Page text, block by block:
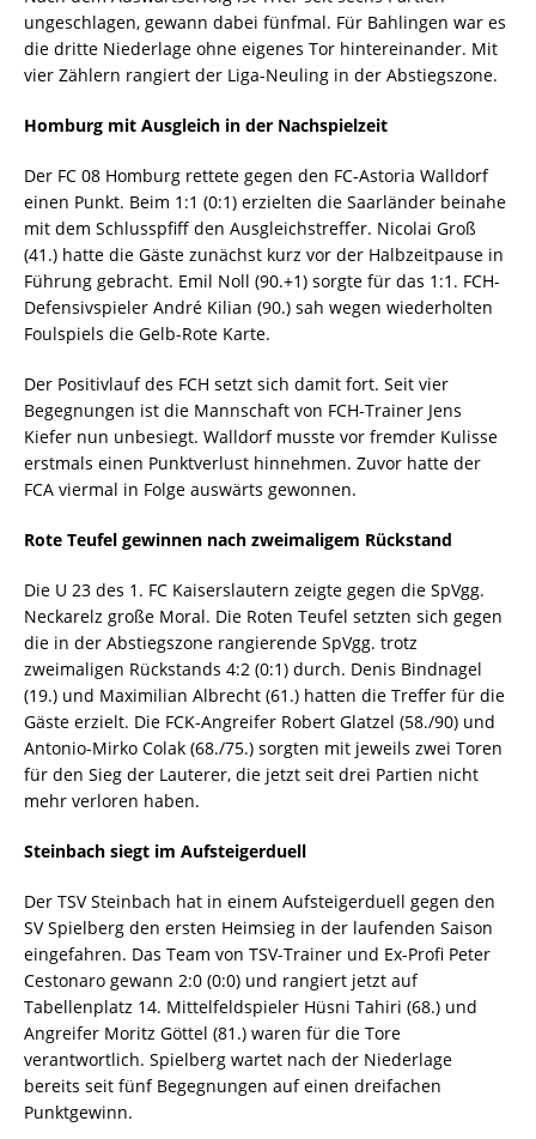
ungeschlagen, gewann dabei fünfmal. Für Bahlingen war es
die dritte Niederlage ohne eigenes Tor hintereinander. Mit
vier Zählern rangiert der Liga-Neuling in der Abstiegszone.
Homburg mit Ausgleich in der Nachspielzeit
Der FC 08 Homburg rettete gegen den FC-Astoria Walldorf
einen Punkt. Beim 1:1 (0:1) erzielten die Saarländer beinahe
mit dem Schlusspfiff den Ausgleichstreffer. Nicolai Groß
(41.) hatte die Gäste zunächst kurz vor der Halbzeitpause in
Führung gebracht. Emil Noll (90.+1) sorgte für das 1:1. FCH-
Defensivspieler André Kilian (90.) sah wegen wiederholten
Foulspiels die Gelb-Rote Karte.
Der Positivlauf des FCH setzt sich damit fort. Seit vier
Begegnungen ist die Mannschaft von FCH-Trainer Jens
Kiefer nun unbesiegt. Walldorf musste vor fremder Kulisse
erstmals einen Punktverlust hinnehmen. Zuvor hatte der
FCA viermal in Folge auswärts gewonnen.
Rote Teufel gewinnen nach zweimaligem Rückstand
Die U 23 des 1. FC Kaiserslautern zeigte gegen die SpVgg.
Neckarelz große Moral. Die Roten Teufel setzten sich gegen
die in der Abstiegszone rangierende SpVgg. trotz
zweimaligen Rückstands 4:2 (0:1) durch. Denis Bindnagel
(19.) und Maximilian Albrecht (61.) hatten die Treffer für die
Gäste erzielt. Die FCK-Angreifer Robert Glatzel (58./90) und
Antonio-Mirko Colak (68./75.) sorgten mit jeweils zwei Toren
für den Sieg der Lauterer, die jetzt seit drei Partien nicht
mehr verloren haben.
Steinbach siegt im Aufsteigerduell
Der TSV Steinbach hat in einem Aufsteigerduell gegen den
SV Spielberg den ersten Heimsieg in der laufenden Saison
eingefahren. Das Team von TSV-Trainer und Ex-Profi Peter
Cestonaro gewann 2:0 (0:0) und rangiert jetzt auf
Tabellenplatz 14. Mittelfeldspieler Hüsni Tahiri (68.) und
Angreifer Moritz Göttel (81.) waren für die Tore
verantwortlich. Spielberg wartet nach der Niederlage
bereits seit fünf Begegnungen auf einen dreifachen
Punktgewinn.